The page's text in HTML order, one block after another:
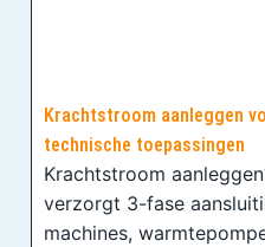
Krachtstroom aanleggen
technische toepassingen
Krachtstroom
verzorgt 3-fase
machines,